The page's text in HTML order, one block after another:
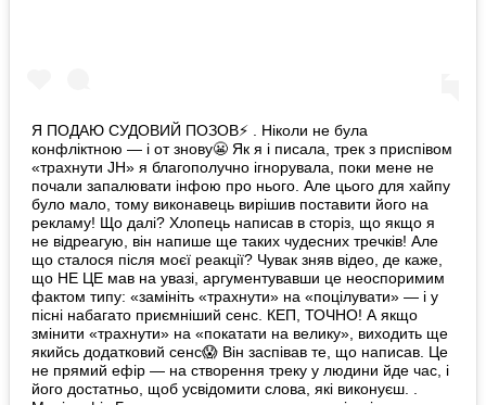
Я ПОДАЮ СУДОВИЙ ПОЗОВ⚡️ . Ніколи не була
конфліктною — і от знову😬 Як я і писала, трек з приспівом
«трахнути JH» я благополучно ігнорувала, поки мене не
почали запалювати інфою про нього. Але цього для хайпу
було мало, тому виконавець вирішив поставити його на
рекламу! Що далі? Хлопець написав в сторіз, що якщо я
не відреагую, він напише ще таких чудесних тречків! Але
що сталося після моєї реакції? Чувак зняв відео, де каже,
що НЕ ЦЕ мав на увазі, аргументувавши це неоспоримим
фактом типу: «замініть «трахнути» на «поцілувати» — і у
пісні набагато приємніший сенс. КЕП, ТОЧНО! А якщо
змінити «трахнути» на «покатати на велику», виходить ще
якийсь додатковий сенс😱 Він заспівав те, що написав. Це
не прямий ефір — на створення треку у людини йде час, і
його достатньо, щоб усвідомити слова, які виконуєш. .